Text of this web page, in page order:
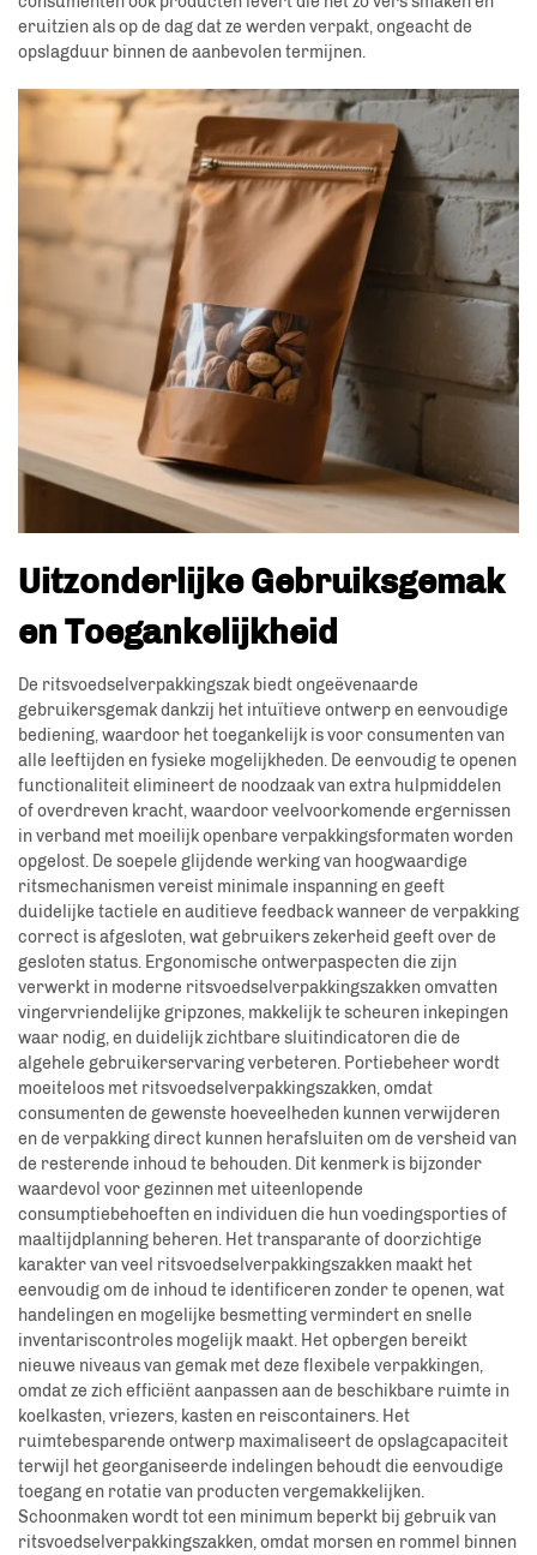
eruitzien als op de dag dat ze werden verpakt, ongeacht de
opslagduur binnen de aanbevolen termijnen.
Uitzonderlijke Gebruiksgemak
en Toegankelijkheid
De ritsvoedselverpakkingszak biedt ongeëvenaarde
gebruikersgemak dankzij het intuïtieve ontwerp en eenvoudige
bediening, waardoor het toegankelijk is voor consumenten van
alle leeftijden en fysieke mogelijkheden. De eenvoudig te openen
functionaliteit elimineert de noodzaak van extra hulpmiddelen
of overdreven kracht, waardoor veelvoorkomende ergernissen
in verband met moeilijk openbare verpakkingsformaten worden
opgelost. De soepele glijdende werking van hoogwaardige
ritsmechanismen vereist minimale inspanning en geeft
duidelijke tactiele en auditieve feedback wanneer de verpakking
correct is afgesloten, wat gebruikers zekerheid geeft over de
gesloten status. Ergonomische ontwerpaspecten die zijn
verwerkt in moderne ritsvoedselverpakkingszakken omvatten
vingervriendelijke gripzones, makkelijk te scheuren inkepingen
waar nodig, en duidelijk zichtbare sluitindicatoren die de
algehele gebruikerservaring verbeteren. Portiebeheer wordt
moeiteloos met ritsvoedselverpakkingszakken, omdat
consumenten de gewenste hoeveelheden kunnen verwijderen
en de verpakking direct kunnen herafsluiten om de versheid van
de resterende inhoud te behouden. Dit kenmerk is bijzonder
waardevol voor gezinnen met uiteenlopende
consumptiebehoeften en individuen die hun voedingsporties of
maaltijdplanning beheren. Het transparante of doorzichtige
karakter van veel ritsvoedselverpakkingszakken maakt het
eenvoudig om de inhoud te identificeren zonder te openen, wat
handelingen en mogelijke besmetting vermindert en snelle
inventariscontroles mogelijk maakt. Het opbergen bereikt
nieuwe niveaus van gemak met deze flexibele verpakkingen,
omdat ze zich efficiënt aanpassen aan de beschikbare ruimte in
koelkasten, vriezers, kasten en reiscontainers. Het
ruimtebesparende ontwerp maximaliseert de opslagcapaciteit
terwijl het georganiseerde indelingen behoudt die eenvoudige
toegang en rotatie van producten vergemakkelijken.
Schoonmaken wordt tot een minimum beperkt bij gebruik van
ritsvoedselverpakkingszakken, omdat morsen en rommel binnen